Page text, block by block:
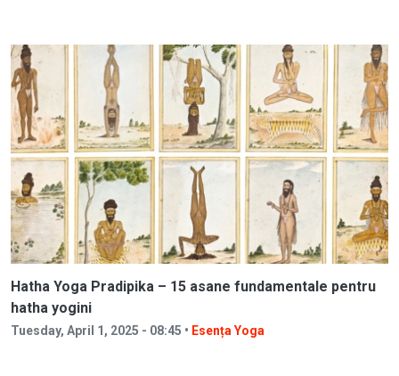
Hatha Yoga Pradipika – 15 asane fundamentale pentru
hatha yogini
Tuesday, April 1, 2025 - 08:45 • Esența Yoga